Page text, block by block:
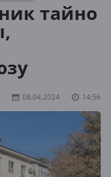
тайно
08.04.2024 14:56